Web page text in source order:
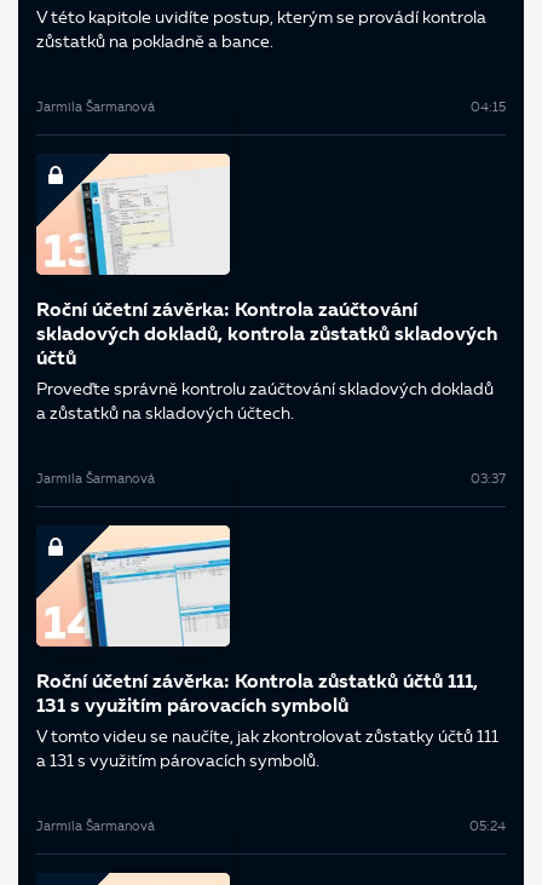
V této kapitole uvidíte postup, kterým se provádí kontrola
zůstatků na pokladně a bance.
Jarmila Šarmanová 04:15
Roční účetní závěrka: Kontrola zaúčtování
skladových dokladů, kontrola zůstatků skladových
účtů
Proveďte správně kontrolu zaúčtování skladových dokladů
a zůstatků na skladových účtech.
Jarmila Šarmanová 03:37
Roční účetní závěrka: Kontrola zůstatků účtů 111,
131 s využitím párovacích symbolů
V tomto videu se naučíte, jak zkontrolovat zůstatky účtů 111
a 131 s využitím párovacích symbolů.
Jarmila Šarmanová 05:24